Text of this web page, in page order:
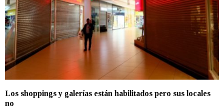
Los shoppings y galerías están habilitados pero sus locales
no